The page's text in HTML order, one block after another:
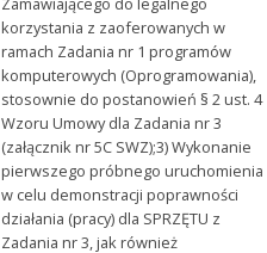
korzystania z zaoferowanych w
ramach Zadania nr 1 programów
komputerowych (Oprogramowania),
stosownie do postanowień § 2 ust. 4
Wzoru Umowy dla Zadania nr 3
(załącznik nr 5C SWZ);3) Wykonanie
pierwszego próbnego uruchomienia
w celu demonstracji poprawności
działania (pracy) dla SPRZĘTU z
Zadania nr 3, jak również